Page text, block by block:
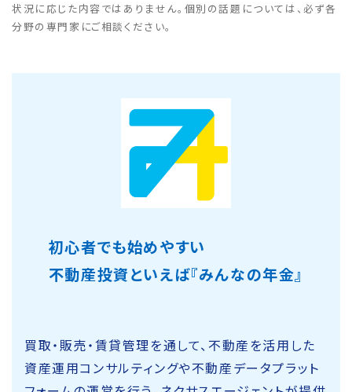
状況に応じた内容ではありません。個別の話題については、必ず各
分野の専門家にご相談ください。
初心者でも始めやすい
不動産投資といえば『みんなの年金』
買取・販売・賃貸管理を通して、不動産を活用した
資産運用コンサルティングや不動産データプラット